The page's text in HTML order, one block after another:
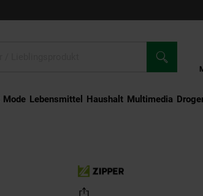
Mode Lebensmittel Haushalt Multimedia